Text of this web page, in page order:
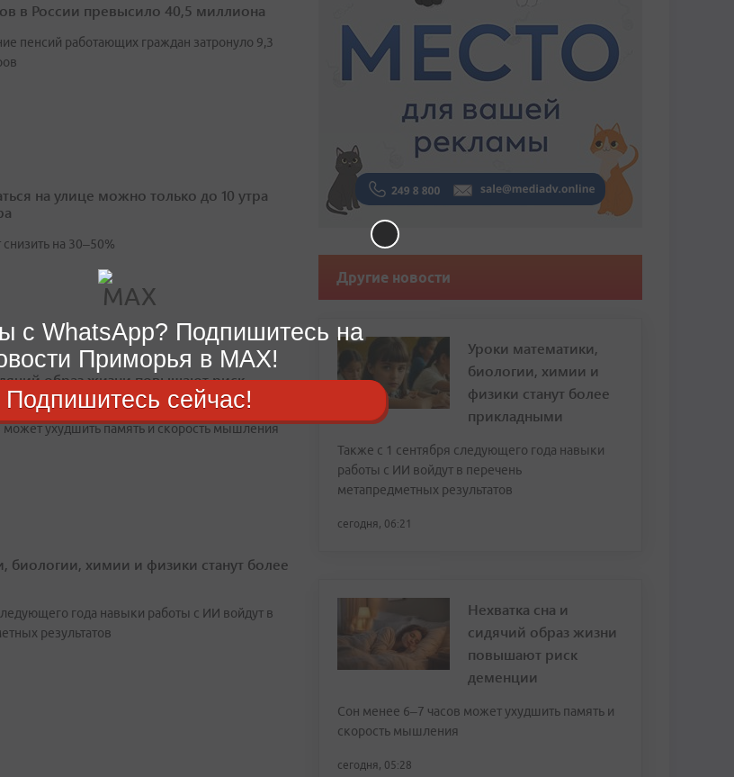
в России превысило 40,5 миллиона
пенсий работающих граждан затронуло 9,3
на улице можно только до 10 утра
на 30–50%
образ жизни повышают риск
может ухудшить память и скорость мышления
биологии, химии и физики станут более
года навыки работы с ИИ войдут в
результатов
Другие новости
Уроки математики,
биологии, химии и
физики станут более
прикладными
Также с 1 сентября следующего года навыки
работы с ИИ войдут в перечень
метапредметных результатов
сегодня, 06:21
Нехватка сна и
сидячий образ жизни
повышают риск
деменции
Сон менее 6–7 часов может ухудшить память и
скорость мышления
сегодня, 05:28
с WhatsApp? Подпишитесь на
Приморья в MAX!
Подпишитесь сейчас!